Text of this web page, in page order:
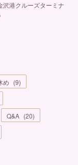
沢港クルーズターミナ
め (9)
Q&A (20)